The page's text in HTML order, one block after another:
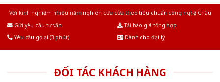
Với kinh nghiệm nhiêu năm nghiên cứu cửa theo tiêu chuẩn công nghệ Châu
Gửi yêu cầu tư vấn
Tải báo giá tổng hợp
Yêu cầu gọi lại (3 phút)
Dành cho đại lý
ĐỐI TÁC KHÁCH HÀNG